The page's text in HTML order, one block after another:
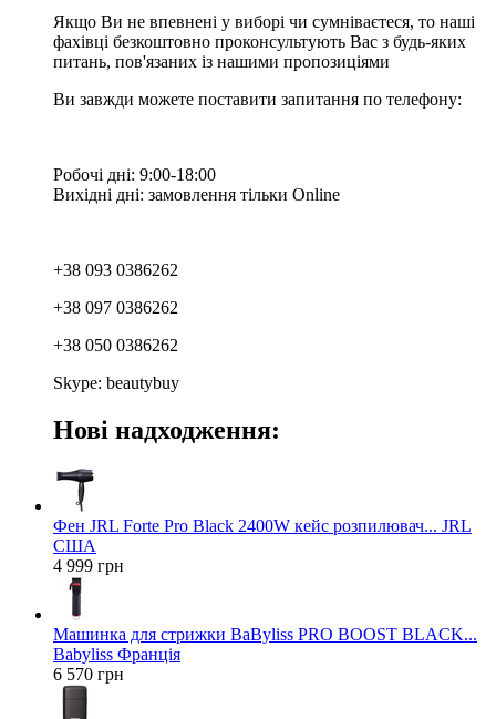
Якщо Ви не впевнені у виборі чи сумніваєтеся, то наші
фахівці безкоштовно проконсультують Вас з будь-яких
питань, пов'язаних із нашими пропозиціями
Ви завжди можете поставити запитання по телефону:
Робочі дні: 9:00-18:00
Вихідні дні: замовлення тільки Online
+38 093 0386262
+38 097 0386262
+38 050 0386262
Skype: beautybuy
Нові надходження:
Фен JRL Forte Pro Black 2400W кейс розпилювач... JRL
США
4 999 грн
Машинка для стрижки BaByliss PRO BOOST BLACK...
Babyliss Франція
6 570 грн